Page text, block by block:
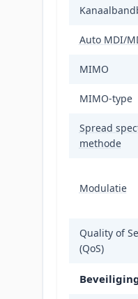
Auto MDI/
MIMO
MIMO-type
Spread
methode
Modulatie
Quality of
(QoS)